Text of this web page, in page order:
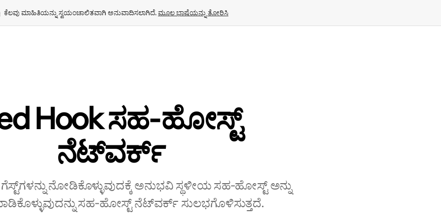
ಕೆಲವು ಮಾಹಿತಿಯನ್ನು ಸ್ವಯಂಚಾಲಿತವಾಗಿ ಅನುವಾದಿಸಲಾಗಿದೆ. ಮೂಲ ಭಾಷೆಯನ್ನು ತೋರಿಸಿ
Hook ಸಹ‑ಹೋಸ್ಟ್
‌ನೆಟ್‌ವರ್ಕ್
ನೋಡಿಕೊಳ್ಳುವುದಕ್ಕೆ ಅನುಭವಿ ಸ್ಥಳೀಯ ಸಹ‑ಹೋಸ್ಟ್ ಅನ್ನು
ಸಹ‑ಹೋಸ್ಟ್‌ ನೆಟ್‌ವರ್ಕ್‌ ಸುಲಭಗೊಳಿಸುತ್ತದೆ.